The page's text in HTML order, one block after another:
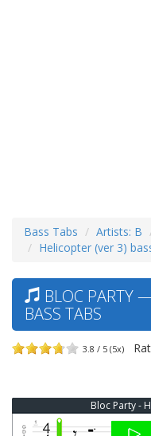
Bass Tabs Artists: B
Helicopter (ver 3)
BLOC PARTY
BASS TABS
3.8 / 5 (5x)
Bloc Party -